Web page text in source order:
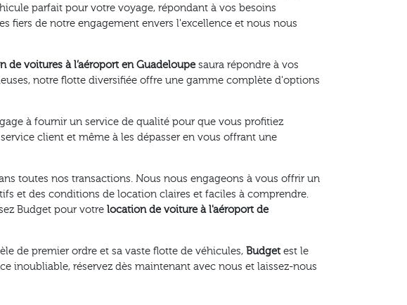
parfait pour votre voyage, répondant à vos besoins
fiers de notre engagement envers l'excellence et nous nous
de voitures à l’aéroport en Guadeloupe saura répondre à vos
notre flotte diversifiée offre une gamme complète d'options
à fournir un service de qualité pour que vous profitiez
client et même à les dépasser en vous offrant une
toutes nos transactions. Nous nous engageons à vous offrir un
et des conditions de location claires et faciles à comprendre.
Budget pour votre location de voiture à l'aéroport de
de premier ordre et sa vaste flotte de véhicules, Budget est le
inoubliable, réservez dès maintenant avec nous et laissez-nous